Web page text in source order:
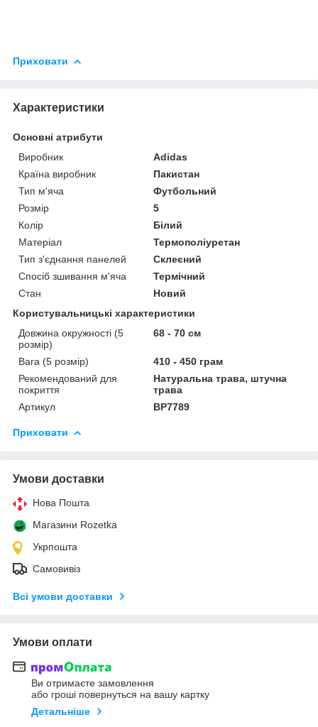
Приховати
Характеристики
Основні атрибути
Виробник
Adidas
Країна виробник
Пакистан
Тип м'яча
Футбольний
Розмір
5
Колір
Білий
Матеріал
Термополіуретан
Тип з'єднання панелей
Склеєний
Спосіб зшивання м'яча
Термічний
Стан
Новий
Користувальницькі характеристики
Довжина окружності (5
розмір)
68 - 70 см
Вага (5 розмір)
410 - 450 грам
Рекомендований для
покриття
Натуральна трава, штучна
трава
Артикул
BP7789
Приховати
Умови доставки
Нова Пошта
Магазини Rozetka
Укрпошта
Самовивіз
Всі умови доставки
Умови оплати
Ви отримаєте замовлення
або гроші повернуться на вашу картку
Детальніше